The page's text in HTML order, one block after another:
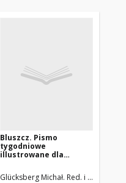
Bluszcz. Pismo
tygodniowe
illustrowane dla
(09.11) R.13 nr37
Glücksberg Michał. Red. i Wyd.